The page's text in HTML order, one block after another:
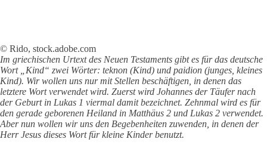
© Rido, stock.adobe.com
Im griechischen Urtext des Neuen Testaments gibt es für das deutsche
Wort „Kind“ zwei Wörter: teknon (Kind) und paidion (junges, kleines
Kind). Wir wollen uns nur mit Stellen beschäftigen, in denen das
letztere Wort verwendet wird. Zuerst wird Johannes der Täufer nach
der Geburt in Lukas 1 viermal damit bezeichnet. Zehnmal wird es für
den gerade geborenen Heiland in Matthäus 2 und Lukas 2 verwendet.
Aber nun wollen wir uns den Begebenheiten zuwenden, in denen der
Herr Jesus dieses Wort für kleine Kinder benutzt.